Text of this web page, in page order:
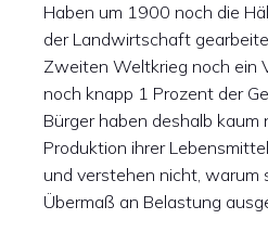
Haben um 1900 noch die
der Landwirtschaft
Zweiten Weltkrieg noch ein
noch knapp 1 Prozent der
Bürger haben deshalb kaum
Produktion ihrer
und verstehen nicht, warum
Übermaß an Belastung